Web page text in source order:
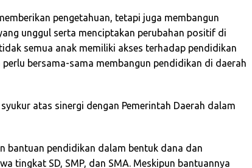
pengetahuan, tetapi juga membangun
unggul serta menciptakan perubahan positif di
semua anak memiliki akses terhadap pendidikan
bersama-sama membangun pendidikan di daerah
atas sinergi dengan Pemerintah Daerah dalam
bantuan pendidikan dalam bentuk dana dan
tingkat SD, SMP, dan SMA. Meskipun bantuannya